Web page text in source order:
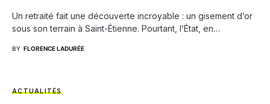
Un retraité fait une découverte incroyable : un gisement d’or
sous son terrain à Saint-Étienne. Pourtant, l’État, en…
BY FLORENCE LADURÉE
ACTUALITÉS